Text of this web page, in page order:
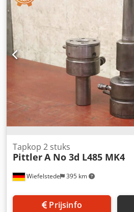
Wiefelstede 395 km
Tapkop 2 stuks
PittlerA No 3d L485 MK4
Prijsinfo